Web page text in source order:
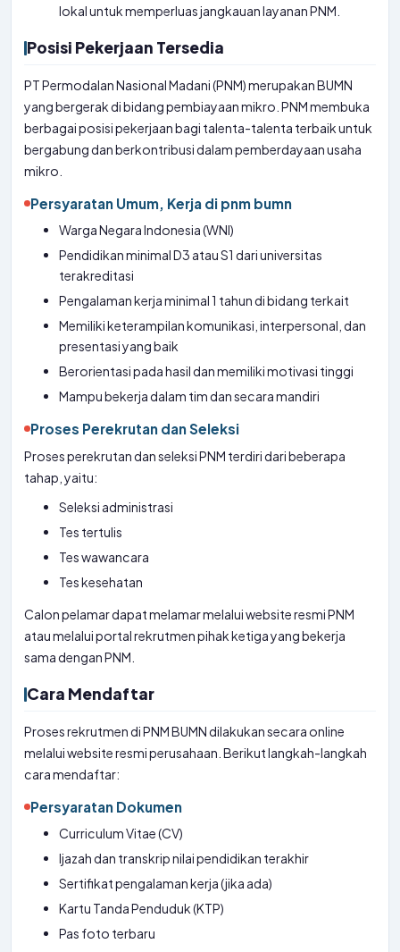
lokal untuk memperluas jangkauan layanan PNM.
Posisi Pekerjaan Tersedia
PT Permodalan Nasional Madani (PNM) merupakan BUMN
yang bergerak di bidang pembiayaan mikro. PNM membuka
berbagai posisi pekerjaan bagi talenta-talenta terbaik untuk
bergabung dan berkontribusi dalam pemberdayaan usaha
mikro.
Persyaratan Umum, Kerja di pnm bumn
Warga Negara Indonesia (WNI)
Pendidikan minimal D3 atau S1 dari universitas
terakreditasi
Pengalaman kerja minimal 1 tahun di bidang terkait
Memiliki keterampilan komunikasi, interpersonal, dan
presentasi yang baik
Berorientasi pada hasil dan memiliki motivasi tinggi
Mampu bekerja dalam tim dan secara mandiri
Proses Perekrutan dan Seleksi
Proses perekrutan dan seleksi PNM terdiri dari beberapa
tahap, yaitu:
Seleksi administrasi
Tes tertulis
Tes wawancara
Tes kesehatan
Calon pelamar dapat melamar melalui website resmi PNM
atau melalui portal rekrutmen pihak ketiga yang bekerja
sama dengan PNM.
Cara Mendaftar
Proses rekrutmen di PNM BUMN dilakukan secara online
melalui website resmi perusahaan. Berikut langkah-langkah
cara mendaftar:
Persyaratan Dokumen
Curriculum Vitae (CV)
Ijazah dan transkrip nilai pendidikan terakhir
Sertifikat pengalaman kerja (jika ada)
Kartu Tanda Penduduk (KTP)
Pas foto terbaru